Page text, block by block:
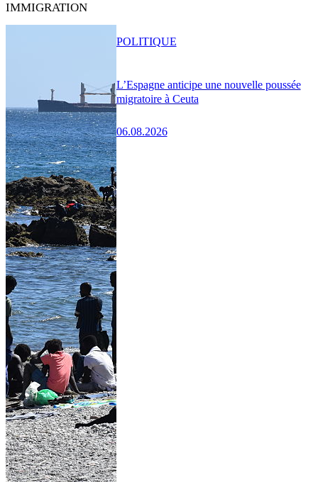
IMMIGRATION
L’Espagne anticipe une nouvelle poussée
migratoire à Ceuta
06.08.2026
POLITIQUE